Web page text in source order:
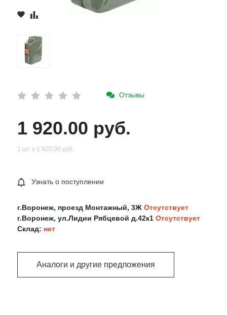
Отзывы
1 920.00 руб.
1 шт х 1 920.00 руб.
Узнать о поступлении
г.Воронеж, проезд Монтажный, 3Ж Отсутствует
г.Воронеж, ул.Лидии Рябцевой д.42к1 Отсутствует
Склад: нет
Аналоги и другие предложения